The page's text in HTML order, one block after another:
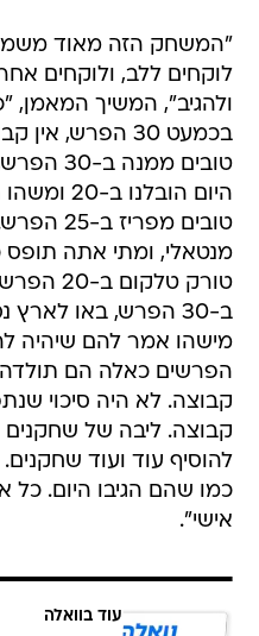
"המשחק הזה מאוד
לוקחים ללב, ולוקחים
ולהגיב", המשיך המאמן,
בכמעט 30 הפרש,
טובים
היום
טובים
מנטאלי, ומתי אתה
טורק
ב-30 הפרש, באו לארץ
מישהו אמר להם שיהיה
הפרשים כאלה הם
קבוצה. לא היה סיכוי
קבוצה. ליבה של שחקנים
להוסיף עוד ועוד
כמו שהם הגיבו היום. כל
אישי".
עוד בוואלה